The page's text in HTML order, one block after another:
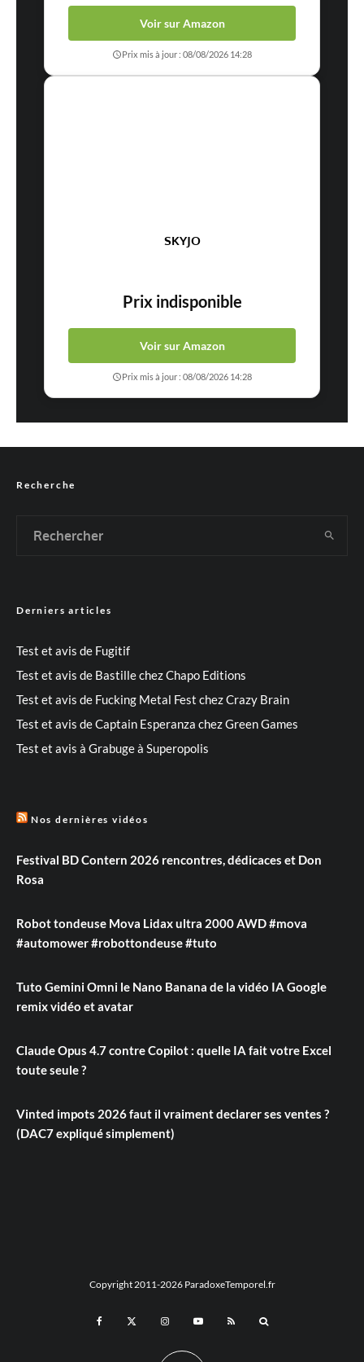
Voir sur Amazon
Prix mis à jour : 08/08/2026 14:28
SKYJO
Prix indisponible
Voir sur Amazon
Prix mis à jour : 08/08/2026 14:28
Recherche
Derniers articles
Test et avis de Fugitif
Test et avis de Bastille chez Chapo Editions
Test et avis de Fucking Metal Fest chez Crazy Brain
Test et avis de Captain Esperanza chez Green Games
Test et avis à Grabuge à Superopolis
Nos dernières vidéos
Festival BD Contern 2026 rencontres, dédicaces et Don
Rosa
Robot tondeuse Mova Lidax ultra 2000 AWD #mova
#automower #robottondeuse #tuto
Tuto Gemini Omni le Nano Banana de la vidéo IA Google
remix vidéo et avatar
Claude Opus 4.7 contre Copilot : quelle IA fait votre Excel
toute seule ?
Vinted impots 2026 faut il vraiment declarer ses ventes ?
(DAC7 expliqué simplement)
Copyright 2011-2026 ParadoxeTemporel.fr